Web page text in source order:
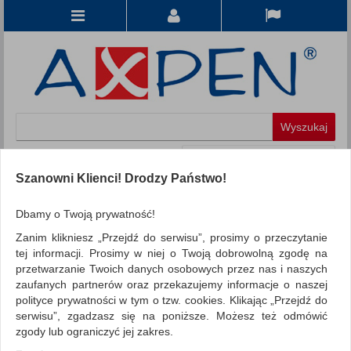
WSZYSTKIE KATEGORIE
FILTRY
Więcej
REKLAMA
AKTUALNOŚCI
Szanowni Klienci! Drodzy Państwo!
Dbamy o Twoją prywatność!
Zanim klikniesz „Przejdź do serwisu”, prosimy o przeczytanie
tej informacji. Prosimy w niej o Twoją dobrowolną zgodę na
przetwarzanie Twoich danych osobowych przez nas i naszych
zaufanych partnerów oraz przekazujemy informacje o naszej
polityce prywatności w tym o tzw. cookies. Klikając „Przejdź do
serwisu”, zgadzasz się na poniższe. Możesz też odmówić
zgody lub ograniczyć jej zakres.